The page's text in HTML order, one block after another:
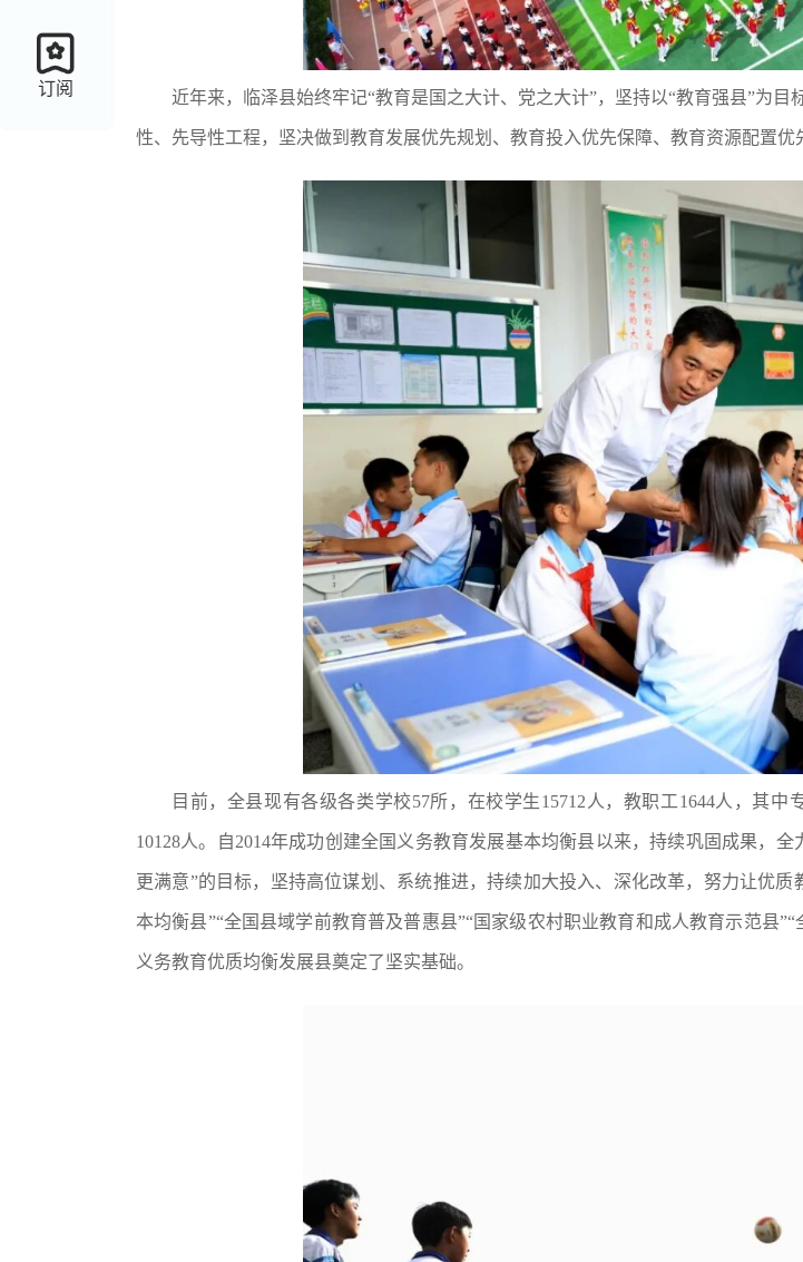
订阅 近年来，临泽县始终牢记“教育是国之大计、党之大计”，坚持以“教育强县”为
性、先导性工程，坚决做到教育发展优先规划、教育投入优先保障、教育资源配置
目前，全县现有各级各类学校57所，在校学生15712人，教职工1644人，其
10128人。自2014年成功创建全国义务教育发展基本均衡县以来，持续巩固成果，
更满意”的目标，坚持高位谋划、系统推进，持续加大投入、深化改革，努力让优
本均衡县”“全国县域学前教育普及普惠县”“国家级农村职业教育和成人教育示范县
义务教育优质均衡发展县奠定了坚实基础。